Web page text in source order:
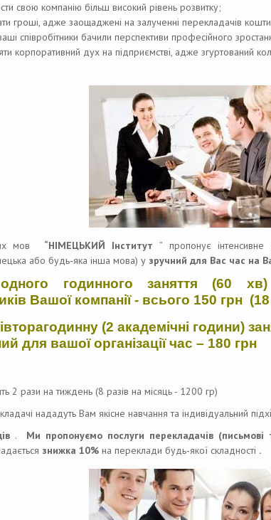
свою компанію більш високий рівень розвитку;
гроші, адже заощаджені на залученні перекладачів
співробітники бачили перспективи професійного
корпоративний дух на підприємстві, адже згуртований
мов “НІМЕЦЬКИЙ Інститут ” пропонує інтенсивне
або будь-яка інша мова) у зручний для Вас час на
одного годинного заняття (60
Вашої компанії - всього 150 грн
(2 академічні години)
для вашої організації час – 180 грн
2 рази на тиждень (8 разів на місяць - 1200 гр)
нададуть Вам якісне навчання та індивідуальний
. Ми пропонуємо послуги перекладачів (письмові
знижка 10% на переклади будь-якої складності .